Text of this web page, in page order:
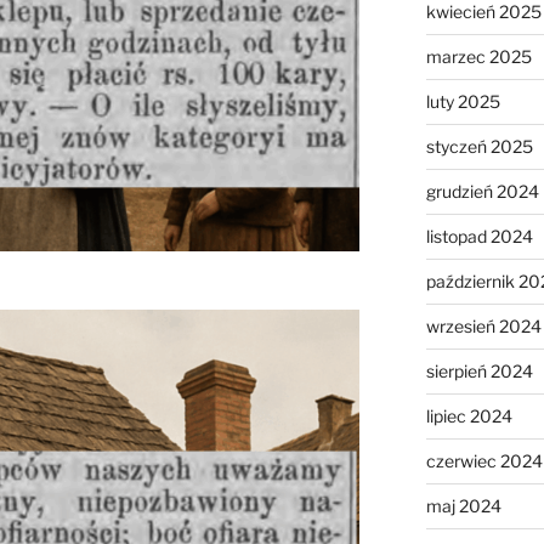
kwiecień 2025
marzec 2025
luty 2025
styczeń 2025
grudzień 2024
listopad 2024
październik
wrzesień 2024
sierpień 2024
lipiec 2024
czerwiec 2024
maj 2024